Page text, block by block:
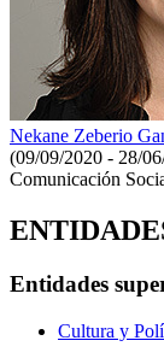
Nekane Zeberio
(09/09/2020 - 28/
Comunicación
Entidades
Cultura y